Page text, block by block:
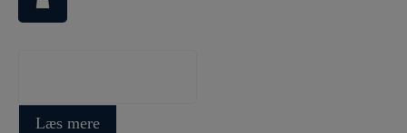
Læs mere
IQAir Atem